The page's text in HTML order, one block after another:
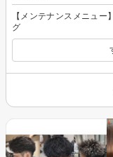
【メンテナンスメニュ
グ